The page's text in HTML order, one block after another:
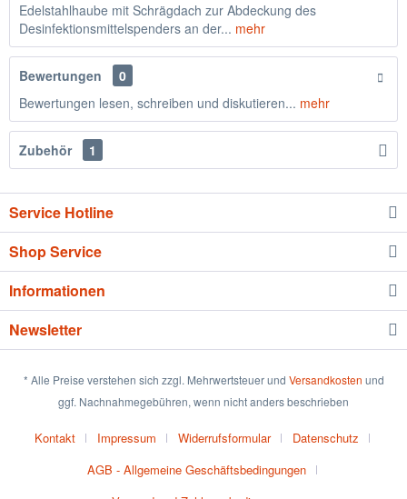
Edelstahlhaube mit Schrägdach zur Abdeckung des
Desinfektionsmittelspenders an der... mehr
Bewertungen
0
Bewertungen lesen, schreiben und diskutieren... mehr
Zubehör 1
Service Hotline
Shop Service
Informationen
Newsletter
* Alle Preise verstehen sich zzgl. Mehrwertsteuer und Versandkosten und
ggf. Nachnahmegebühren, wenn nicht anders beschrieben
Kontakt Impressum Widerrufsformular
Datenschutz
AGB - Allgemeine Geschäftsbedingungen